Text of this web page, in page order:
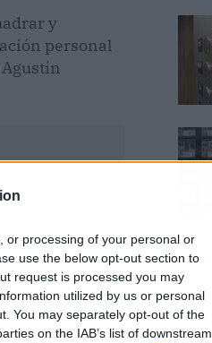
or processing of your personal or
use the below opt-out section to
request is processed you may
utilized by us or personal
You may separately opt-out of the
on the IAB’s list of downstream
y
personal